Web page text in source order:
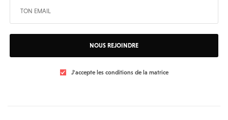
NOUS REJOINDRE
J'accepte les conditions de la matrice